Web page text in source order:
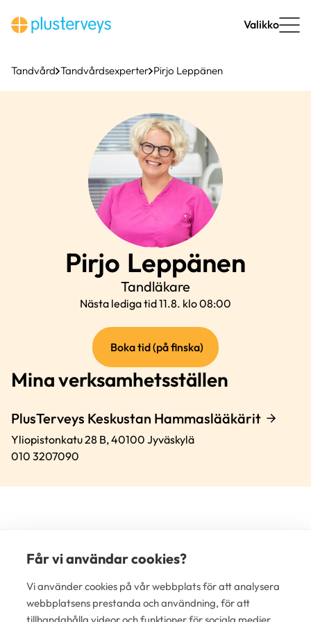
till
innehåll
Valikko
Tandvård Tandvårdsexperter Pirjo Leppänen
Pirjo Leppänen
Tandläkare
Nästa lediga tid 11.8. klo 08:00
Boka tid (på finska)(extern
länk)
Mina verksamhetsställen
PlusTerveys Keskustan Hammaslääkärit
Yliopistonkatu 28 B,40100 Jyväskylä
010 3207090
Får vi användar cookies?
Vi använder cookies på vår webbplats för att analysera
webbplatsens prestanda och användning, för att